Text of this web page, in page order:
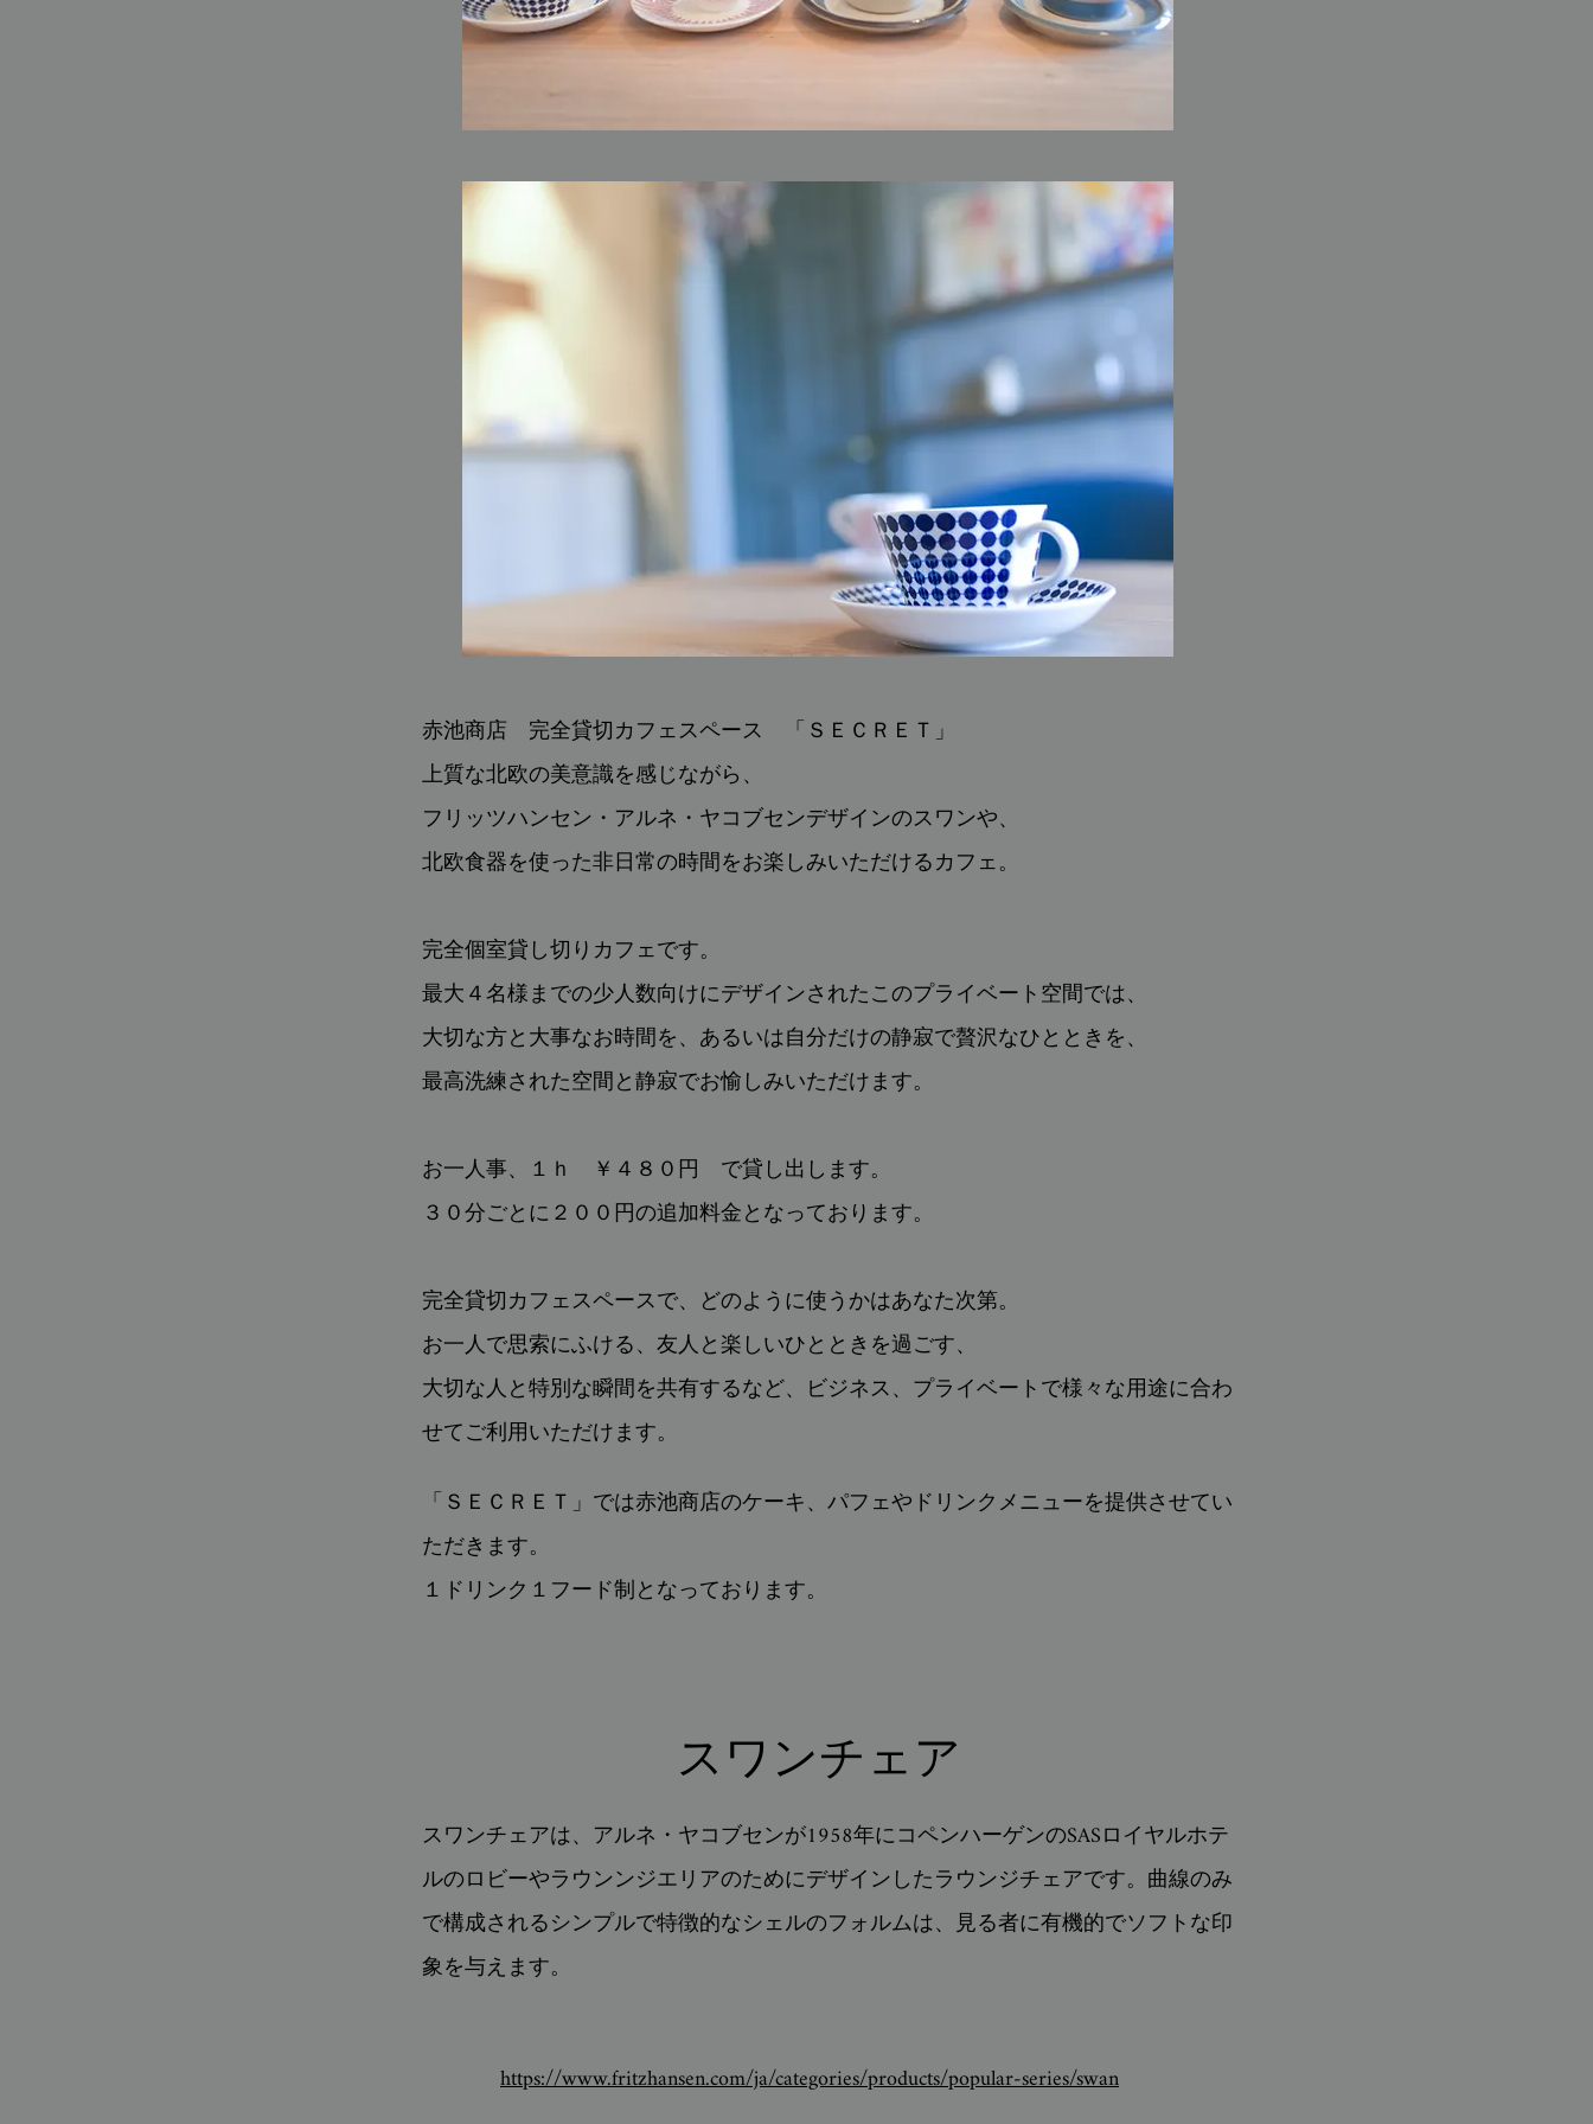
赤池商店 完全貸切カフェスペース 「ＳＥＣＲＥＴ」
上質な北欧の美意識を感じながら、
フリッツハンセン・アルネ・ヤコブセンデザインのスワンや、
北欧食器を使った非日常の時間をお楽しみいただけるカフェ。
完全個室貸し切りカフェです。
最大４名様までの少人数向けにデザインされたこのプライベート空間では、
大切な方と大事なお時間を、あるいは自分だけの静寂で贅沢なひとときを、
最高洗練された空間と静寂でお愉しみいただけます。
お一人事、１ｈ ￥４８０円 で貸し出します。
３０分ごとに２００円の追加料金となっております。
完全貸切カフェスペースで、どのように使うかはあなた次第。
お一人で思索にふける、友人と楽しいひとときを過ごす、
大切な人と特別な瞬間を共有するなど、ビジネス、プライベートで様々な用途に合わ
せてご利用いただけます。
「ＳＥＣＲＥＴ」では赤池商店のケーキ、パフェやドリンクメニューを提供させてい
ただきます。
１ドリンク１フード制となっております。
スワンチェア
スワンチェアは、アルネ・ヤコブセンが1958年にコペンハーゲンのSASロイヤルホテ
ルのロビーやラウンンジエリアのためにデザインしたラウンジチェアです。曲線のみ
で構成されるシンプルで特徴的なシェルのフォルムは、見る者に有機的でソフトな印
象を与えます。
https://www.fritzhansen.com/ja/categories/products/popular-series/swan